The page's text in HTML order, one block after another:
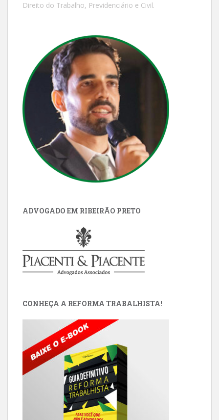
Direito do Trabalho, Previdenciário e Civil.
ADVOGADO EM RIBEIRÃO PRETO
CONHEÇA A REFORMA TRABALHISTA!